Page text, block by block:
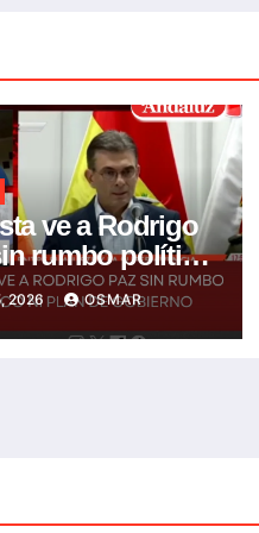
ve a Rodrigo
rumbo político
de gobierno
2026 OSMAR